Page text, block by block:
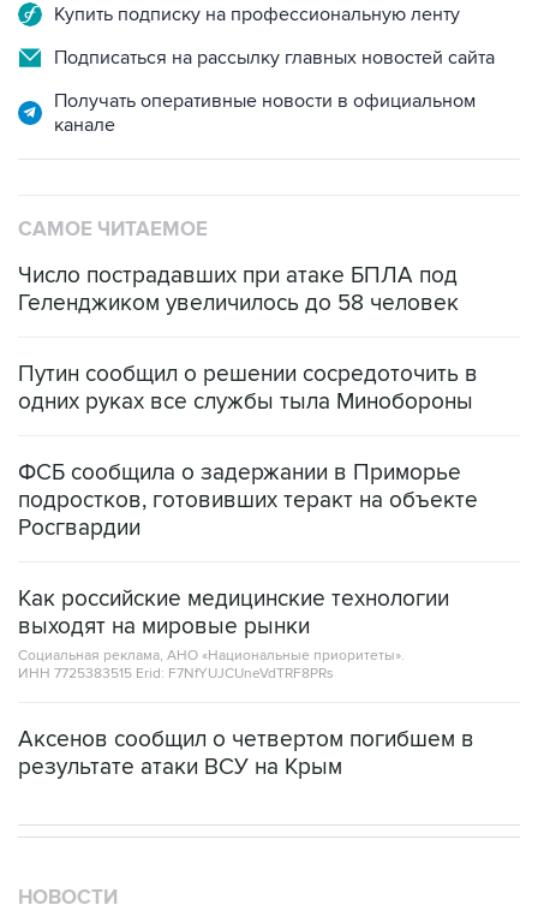
Купить подписку на профессиональную ленту
Подписаться на рассылку главных новостей сайта
Получать оперативные новости в официальном
канале
САМОЕ ЧИТАЕМОЕ
Число пострадавших при атаке БПЛА под
Геленджиком увеличилось до 58 человек
Путин сообщил о решении сосредоточить в
одних руках все службы тыла Минобороны
ФСБ сообщила о задержании в Приморье
подростков, готовивших теракт на объекте
Росгвардии
Как российские медицинские технологии
выходят на мировые рынки
Социальная реклама, АНО «Национальные приоритеты».
ИНН 7725383515 Erid: F7NfYUJCUneVdTRF8PRs
Аксенов сообщил о четвертом погибшем в
результате атаки ВСУ на Крым
НОВОСТИ